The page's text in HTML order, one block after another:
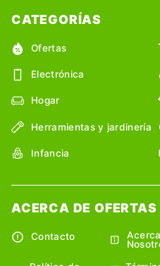
CATEGORÍAS
Ofertas
Electrónica
Hogar
Herramientas y jardinería
Infancia
ACERCA DE
Contacto